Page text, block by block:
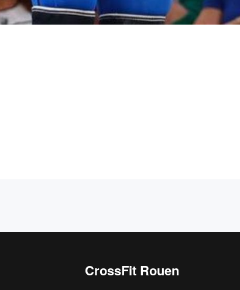
CrossFit Rouen